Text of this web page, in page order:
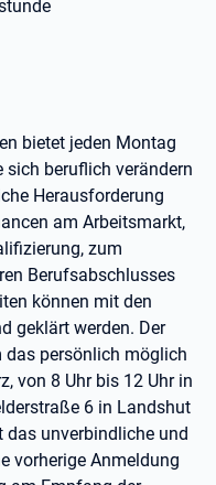
bietet jeden Montag
sich beruflich verändern
Herausforderung
am Arbeitsmarkt,
zum
Berufsabschlusses
können mit den
geklärt werden. Der
das persönlich möglich
von 8 Uhr bis 12 Uhr in
6 in Landshut
das unverbindliche und
vorherige Anmeldung